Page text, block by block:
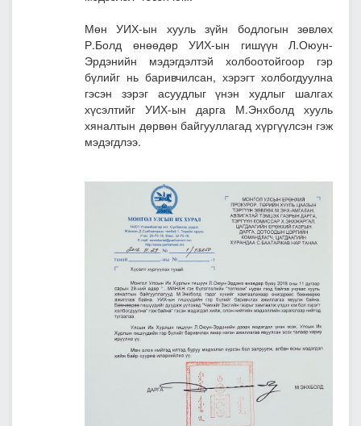
Мөн УИХ-ын хууль зүйн бодлогын зөвлөх
Р.Болд өнөөдөр УИХ-ын гишүүн Л.Оюун-
Эрдэнийн мэдэгдэлтэй холбоотойгоор гэр
бүлийг нь баривчилсан, хэрэгт холбогдуулна
гэсэн зэрэг асуудлыг үнэн худлыг шалгах
хүсэлтийг УИХ-ын дарга М.Энхболд хууль
хяналтын дөрвөн байгууллагад хүргүүлсэн гэж
мэдэгдлээ.